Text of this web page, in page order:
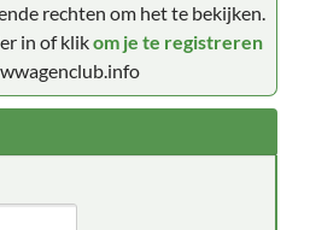
rechten om het te bekijken.
in of klikom je te registreren